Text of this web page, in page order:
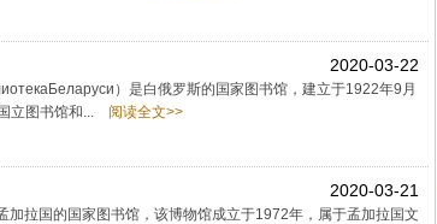
2020-03-22
）是白俄罗斯的国家图书馆，建立于1922年9月
立图书馆和...
阅读全文>>
2020-03-21
孟加拉国的国家图书馆，该博物馆成立于1972年，属于孟加拉国文